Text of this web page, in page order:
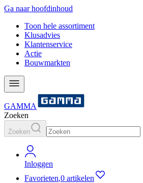
Ga naar hoofdinhoud
Toon hele assortiment
Klusadvies
Klantenservice
Actie
Bouwmarkten
GAMMA
Zoeken
Zoeken
Inloggen
Favorieten,0 artikelen